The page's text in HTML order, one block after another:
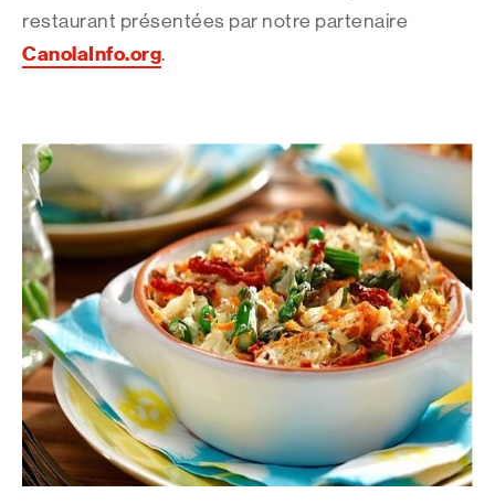
restaurant présentées par notre partenaire
CanolaInfo.org.